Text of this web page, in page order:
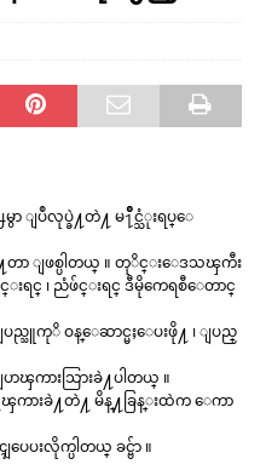
ျပဳလုပ္ခဲ႔တဲ႔ မ႑ိဳင္သံုးရပ္ေ
ာ ျဖစ္ပါတယ္ ။ တုိင္းေဒသၾကီး
င္းရင္ ၊ ညံဖ်င္းရင္ ဒီမိုကေရစီေတာင္
သူကုိ ဝန္ေဆာင္မႈေပးဖို႔ ၊ ျပည္
ၾကားသြားခဲ႔ပါတယ္ ။
ားခဲ႔တဲ႔ မိန္႔ခြန္းထဲက ေကာ
ေပးလိုက္ပါတယ္ ခင္ဗ်ာ ။